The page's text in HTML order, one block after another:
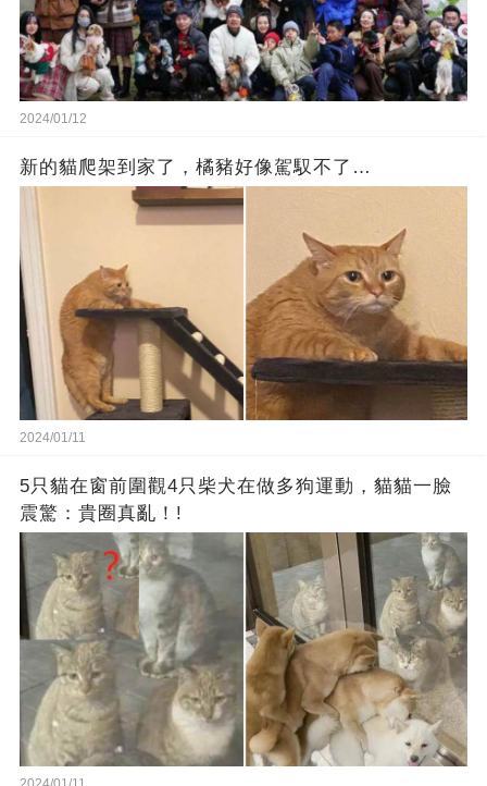
2024/01/12
新的貓爬架到家了，橘豬好像駕馭不了…
2024/01/11
5只貓在窗前圍觀4只柴犬在做多狗運動，貓貓一臉
震驚：貴圈真亂！!